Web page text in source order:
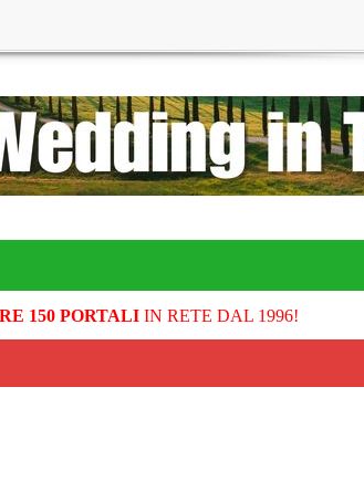
150 PORTALIIN RETE DAL 1996!